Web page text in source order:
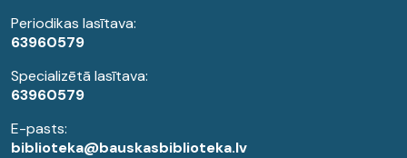
Periodikas lasītava:
63960579
Specializētā lasītava:
63960579
E-pasts:
biblioteka@bauskasbiblioteka.lv